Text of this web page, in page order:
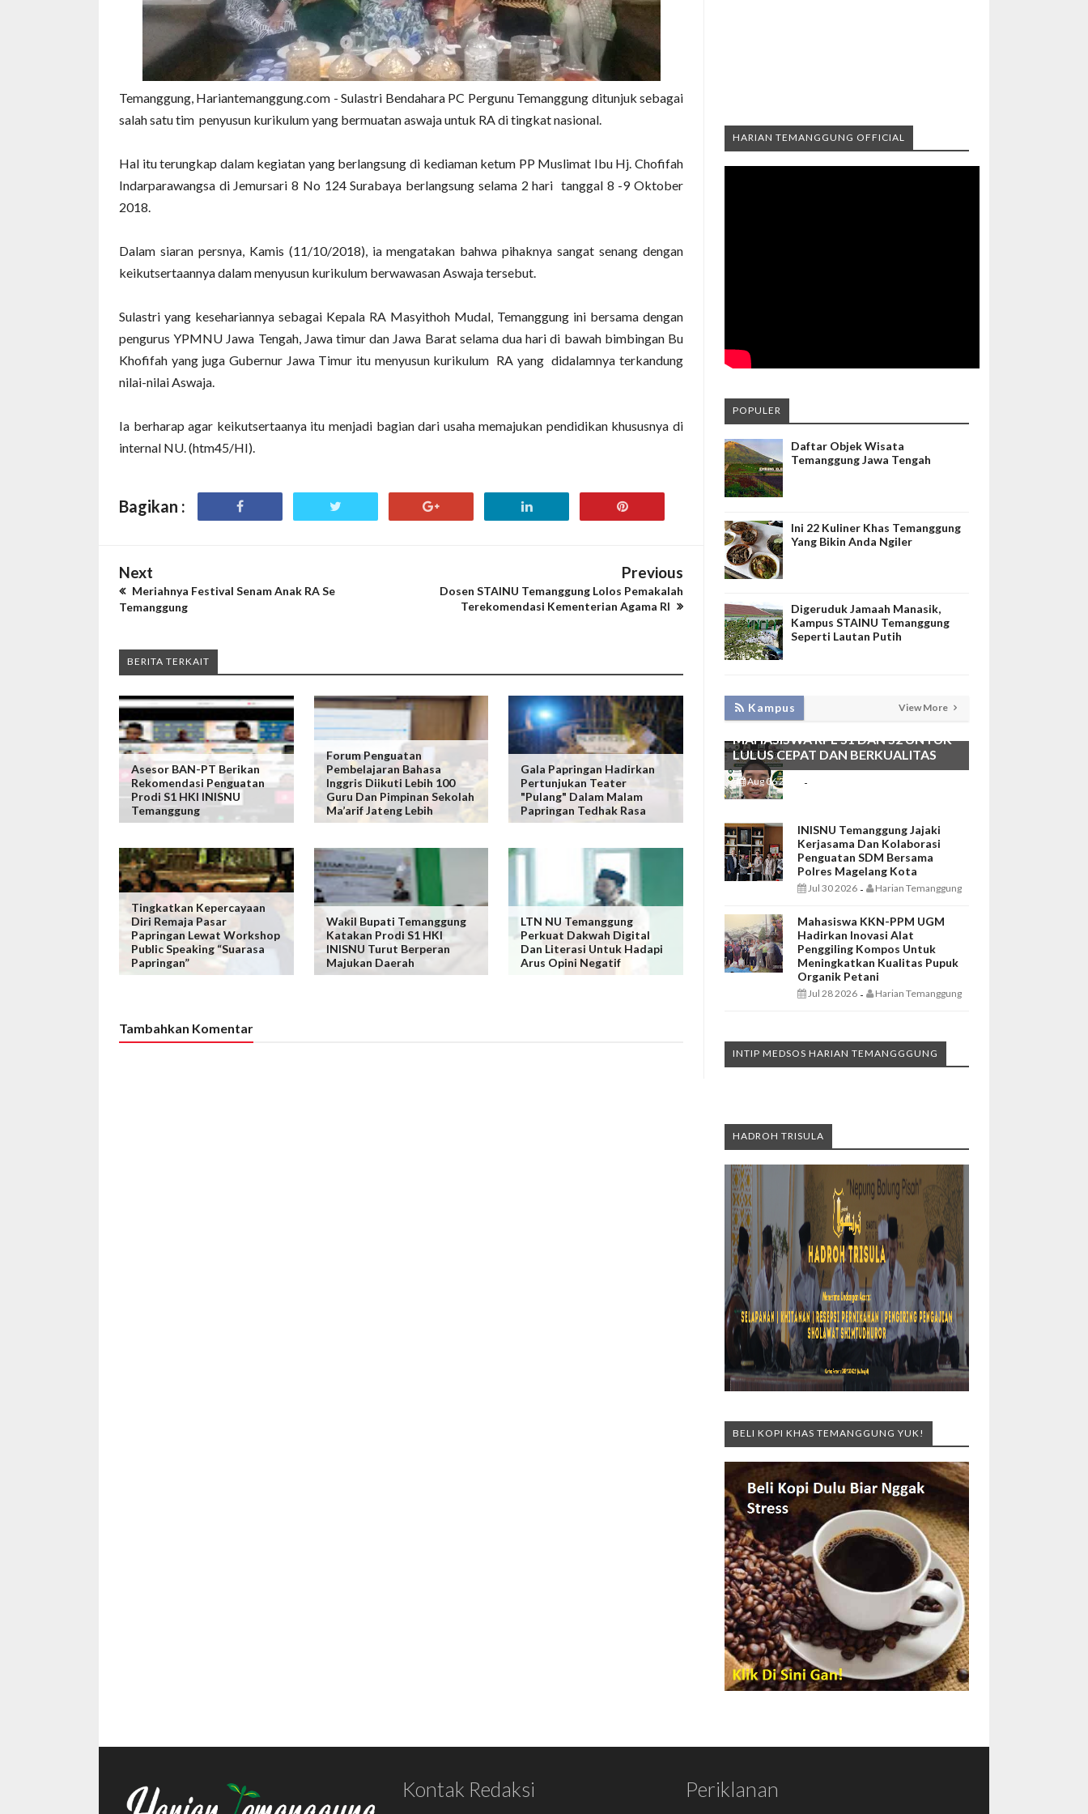
Temanggung, Hariantemanggung.com - Sulastri Bendahara PC Pergunu Temanggung ditunjuk sebagai
salah satu tim penyusun kurikulum yang bermuatan aswaja untuk RA di tingkat nasional.
Hal itu terungkap dalam kegiatan yang berlangsung di kediaman ketum PP Muslimat Ibu Hj. Chofifah
Indarparawangsa di Jemursari 8 No 124 Surabaya berlangsung selama 2 hari tanggal 8 -9 Oktober
2018.
Dalam siaran persnya, Kamis (11/10/2018), ia mengatakan bahwa pihaknya sangat senang dengan
keikutsertaannya dalam menyusun kurikulum berwawasan Aswaja tersebut.
Sulastri yang kesehariannya sebagai Kepala RA Masyithoh Mudal, Temanggung ini bersama dengan
pengurus YPMNU Jawa Tengah, Jawa timur dan Jawa Barat selama dua hari di bawah bimbingan Bu
Khofifah yang juga Gubernur Jawa Timur itu menyusun kurikulum RA yang didalamnya terkandung
nilai-nilai Aswaja.
Ia berharap agar keikutsertaanya itu menjadi bagian dari usaha memajukan pendidikan khususnya di
internal NU. (htm45/HI).
Bagikan :
Next
Meriahnya Festival Senam Anak RA Se
Temanggung
Previous
Dosen STAINU Temanggung Lolos Pemakalah
Terekomendasi Kementerian Agama RI
BERITA TERKAIT
Asesor BAN-PT Berikan
Rekomendasi Penguatan
Prodi S1 HKI INISNU
Temanggung
Forum Penguatan
Pembelajaran Bahasa
Inggris Diikuti Lebih 100
Guru Dan Pimpinan Sekolah
Ma’arif Jateng Lebih
Gala Papringan Hadirkan
Pertunjukan Teater
"Pulang" Dalam Malam
Papringan Tedhak Rasa
Tingkatkan Kepercayaan
Diri Remaja Pasar
Papringan Lewat Workshop
Public Speaking “Suarasa
Papringan”
Wakil Bupati Temanggung
Katakan Prodi S1 HKI
INISNU Turut Berperan
Majukan Daerah
LTN NU Temanggung
Perkuat Dakwah Digital
Dan Literasi Untuk Hadapi
Arus Opini Negatif
Tambahkan Komentar
HARIAN TEMANGGUNG OFFICIAL
POPULER
Daftar Objek Wisata
Temanggung Jawa Tengah
Ini 22 Kuliner Khas Temanggung
Yang Bikin Anda Ngiler
Digeruduk Jamaah Manasik,
Kampus STAINU Temanggung
Seperti Lautan Putih
Kampus View More
LAKUKAN BIMTEK RPL, INISNU
TEMANGGUNG SIAP FASILITASI
MAHASISWA RPL S1 DAN S2 UNTUK
LULUS CEPAT DAN BERKUALITAS
Aug 06 2026 -
INISNU Temanggung Jajaki
Kerjasama Dan Kolaborasi
Penguatan SDM Bersama
Polres Magelang Kota
Jul 30 2026 - Harian Temanggung
Mahasiswa KKN-PPM UGM
Hadirkan Inovasi Alat
Penggiling Kompos Untuk
Meningkatkan Kualitas Pupuk
Organik Petani
Jul 28 2026 - Harian Temanggung
INTIP MEDSOS HARIAN TEMANGGGUNG
HADROH TRISULA
BELI KOPI KHAS TEMANGGUNG YUK!
Kontak Redaksi Periklanan